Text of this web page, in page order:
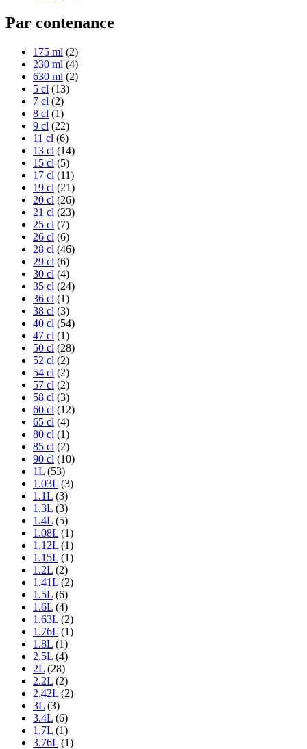
Par contenance
175 ml (2)
230 ml (4)
630 ml (2)
5 cl (13)
7 cl (2)
8 cl (1)
9 cl (22)
11 cl (6)
13 cl (14)
15 cl (5)
17 cl (11)
19 cl (21)
20 cl (26)
21 cl (23)
25 cl (7)
26 cl (6)
28 cl (46)
29 cl (6)
30 cl (4)
35 cl (24)
36 cl (1)
38 cl (3)
40 cl (54)
47 cl (1)
50 cl (28)
52 cl (2)
54 cl (2)
57 cl (2)
58 cl (3)
60 cl (12)
65 cl (4)
80 cl (1)
85 cl (2)
90 cl (10)
1L (53)
1.03L (3)
1.1L (3)
1.3L (3)
1.4L (5)
1.08L (1)
1.12L (1)
1.15L (1)
1.2L (2)
1.41L (2)
1.5L (6)
1.6L (4)
1.63L (2)
1.76L (1)
1.8L (1)
2.5L (4)
2L (28)
2.2L (2)
2.42L (2)
3L (3)
3.4L (6)
1.7L (1)
3.76L (1)